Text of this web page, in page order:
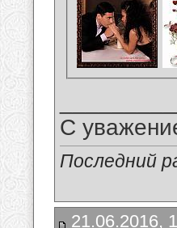
С
Последний
21.06.2016,